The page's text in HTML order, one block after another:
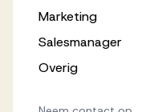
Marketing
Salesmanager
Overig